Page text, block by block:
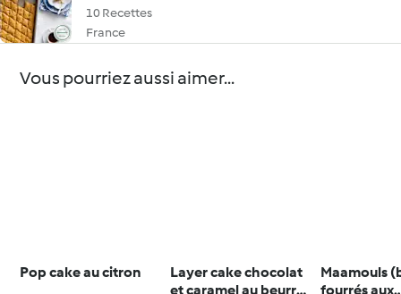
10 Recettes
France
Vous pourriez aussi aimer...
Pop cake au citron
Layer cake chocolat
et caramel au beurre
Maamouls
fourrés aux